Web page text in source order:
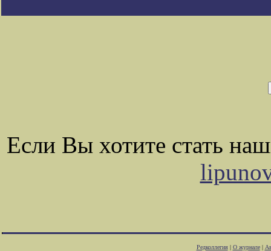
Если Вы хотите стать
Редколлегия| О журнале|